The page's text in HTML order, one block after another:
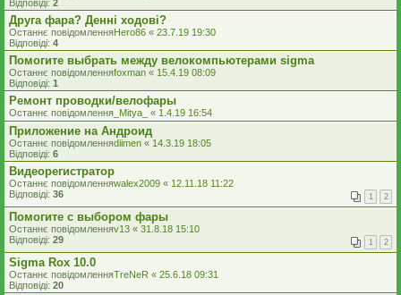
Відповіді: 2
Друга фара? Денні ходові?
Останнє повідомленняHero86 « 23.7.19 19:30
Відповіді: 4
Помогите выбрать между велокомпьютерами sigma
Останнє повідомленняfoxman « 15.4.19 08:09
Відповіді: 1
Ремонт проводки/велофары
Останнє повідомлення _Mitya_ « 1.4.19 16:54
Приложение на Андроид
Останнє повідомленняdiimen « 14.3.19 18:05
Відповіді: 6
Видеорегистратор
Останнє повідомленняwalex2009 « 12.11.18 11:22
Відповіді: 36 1 2
Помогите с выбором фары
Останнє повідомленняv13 « 31.8.18 15:10
Відповіді: 29 1 2
Sigma Rox 10.0
Останнє повідомленняTreNeR « 25.6.18 09:31
Відповіді: 20